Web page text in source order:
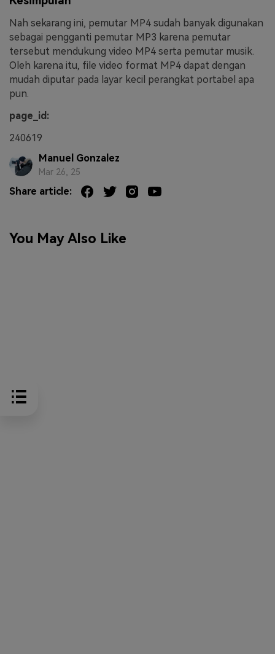
Nah sekarang ini, pemutar MP4 sudah banyak digunakan
sebagai pengganti pemutar MP3 karena pemutar
tersebut mendukung video MP4 serta pemutar musik.
Oleh karena itu, file video format MP4 dapat dengan
mudah diputar pada layar kecil perangkat portabel apa
pun.
page_id:
240619
Manuel Gonzalez
Mar 26, 25
Share article:
You May Also Like